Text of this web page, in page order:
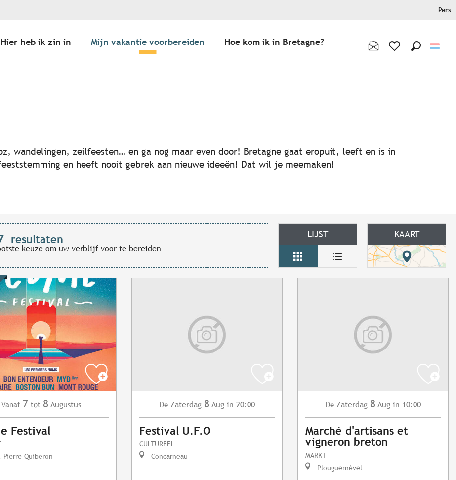
Pers
Hier heb ik zin in Mijn vakantie voorbereiden Hoe kom ik in Bretagne?
aux favoris
wandelingen, zeilfeesten… en ga nog maar even door! Bretagne gaat eropuit, leeft en is in
en heeft nooit gebrek aan nieuwe ideeën! Dat wil je meemaken!
resultaten
keuze om uw verblijf voor te bereiden
LIJST KAART
Vanaf 7 tot 8 Augustus
Festival
Pierre-Quiberon
De Zaterdag 8 Aug in 20:00
Festival U.F.O
CULTUREEL
Concarneau
De Zaterdag 8 Aug in 10:00
Marché d'artisans et
vigneron breton
MARKT
Plouguernével